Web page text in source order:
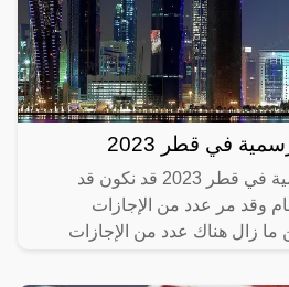
في قطر 2023
جدول الاجازات الرسمية في قطر 2023 قد نكون قد
وقد مر عدد من الإجازات
ما زال هناك عدد من الإجازات